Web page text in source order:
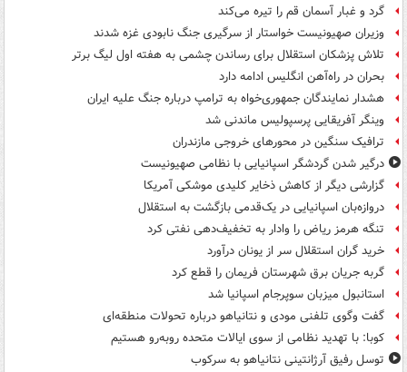
گرد و غبار آسمان قم را تیره می‌کند
وزیران صهیونیست خواستار از سرگیری جنگ نابودی غزه شدند
تلاش پزشکان استقلال برای رساندن چشمی به هفته اول لیگ برتر
بحران در راه‌آهن انگلیس ادامه دارد
هشدار نمایندگان جمهوری‌خواه به ترامپ درباره جنگ علیه ایران
وینگر آفریقایی پرسپولیس ماندنی شد
ترافیک سنگین در محورهای خروجی مازندران
درگیر شدن گردشگر اسپانیایی با نظامی صهیونیست
گزارشی دیگر از کاهش ذخایر کلیدی موشکی آمریکا
دروازه‌بان اسپانیایی در یک‌قدمی بازگشت به استقلال
تنگه هرمز ریاض را وادار به تخفیف‌دهی نفتی کرد
خرید گران استقلال سر از یونان درآورد
گربه جریان برق شهرستان فریمان را قطع کرد
استانبول میزبان سوپرجام اسپانیا شد
گفت وگوی تلفنی مودی و نتانیاهو درباره تحولات منطقه‌ای
کوبا: با تهدید نظامی از سوی ایالات متحده روبه‌رو هستیم
توسل رفیق آرژانتینی نتانیاهو به سرکوب